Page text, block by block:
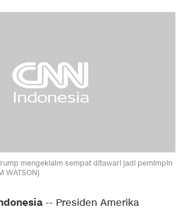
mengeklaim sempat ditawari jadi pemimpin
WATSON)
-- Presiden Amerika